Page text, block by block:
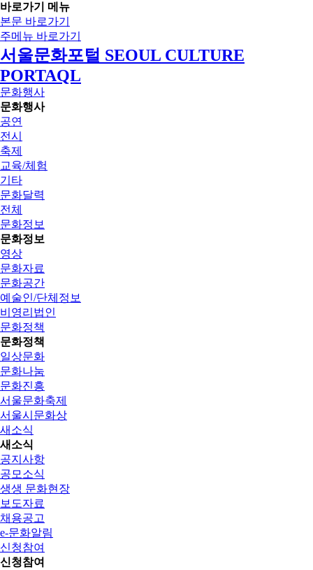
바로가기 메뉴
본문 바로가기
주메뉴 바로가기
서울문화포털 SEOUL CULTURE
PORTAQL
문화행사
문화행사
공연
전시
축제
교육/체험
기타
문화달력
전체
문화정보
문화정보
영상
문화자료
문화공간
예술인/단체정보
비영리법인
문화정책
문화정책
일상문화
문화나눔
문화진흥
서울문화축제
서울시문화상
새소식
새소식
공지사항
공모소식
생생 문화현장
보도자료
채용공고
e-문화알림
신청참여
신청참여